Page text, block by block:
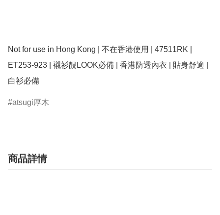
Not for use in Hong Kong | 不在香港使用 | 47511RK |
ET253-923 | 襯衫靚LOOK必備 | 香港防透內衣 | 貼身舒適 |
白衫必備
atsugi厚木
商品詳情